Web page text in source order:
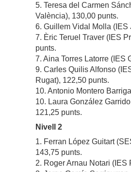
5. Teresa del Carmen
València), 130,00 punts.
6. Guillem Vidal Molla (IES
7. Èric Teruel Traver (IES
punts.
7. Aina Torres Latorre (IES
9. Carles Quilis Alfonso
Rugat), 122,50 punts.
10. Antonio Montero
10. Laura González
121,25 punts.
Nivell 2
1. Ferran López Guitart
143,75 punts.
2. Roger Arnau Notari